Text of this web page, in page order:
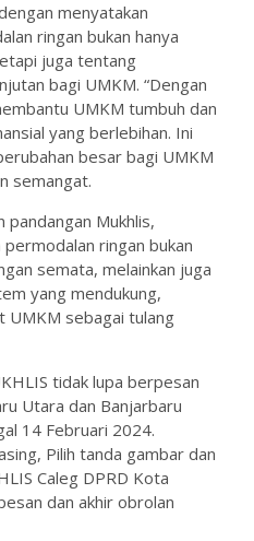
menyatakan
ringan bukan hanya
juga tentang
bagi UMKM. “Dengan
UMKM tumbuh dan
yang berlebihan. Ini
besar bagi UMKM
semangat.
pandangan Mukhlis,
ringan bukan
semata, melainkan juga
yang mendukung,
UMKM sebagai tulang
tidak lupa berpesan
Utara dan Banjarbaru
14 Februari 2024.
Pilih tanda gambar dan
Caleg DPRD Kota
dan akhir obrolan